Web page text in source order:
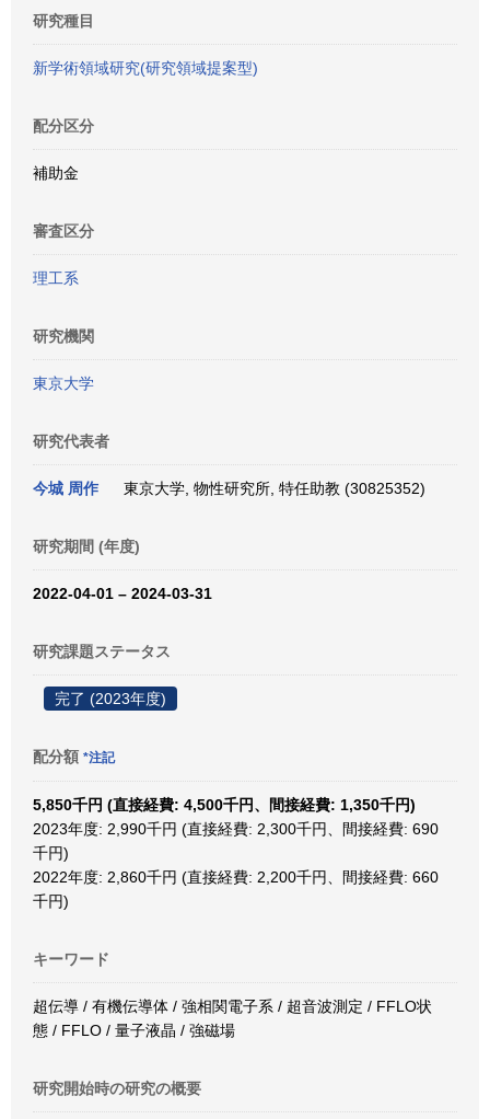
研究種目
新学術領域研究(研究領域提案型)
配分区分
補助金
審査区分
理工系
研究機関
東京大学
研究代表者
今城 周作 東京大学, 物性研究所, 特任助教 (30825352)
研究期間 (年度)
2022-04-01 – 2024-03-31
研究課題ステータス
完了 (2023年度)
配分額 *注記
5,850千円 (直接経費: 4,500千円、間接経費: 1,350千円)
2023年度: 2,990千円 (直接経費: 2,300千円、間接経費: 690
千円)
2022年度: 2,860千円 (直接経費: 2,200千円、間接経費: 660
千円)
キーワード
超伝導 / 有機伝導体 / 強相関電子系 / 超音波測定 / FFLO状
態 / FFLO / 量子液晶 / 強磁場
研究開始時の研究の概要